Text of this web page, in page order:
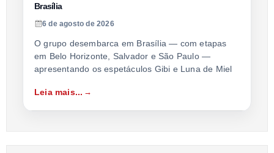
Brasília
6 de agosto de 2026
O grupo desembarca em Brasília — com etapas
em Belo Horizonte, Salvador e São Paulo —
apresentando os espetáculos Gibi e Luna de Miel
Leia mais...